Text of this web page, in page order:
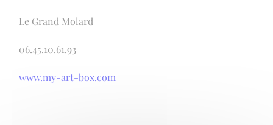
Le Grand Molard
06.45.10.61.93
www.my-art-box.com